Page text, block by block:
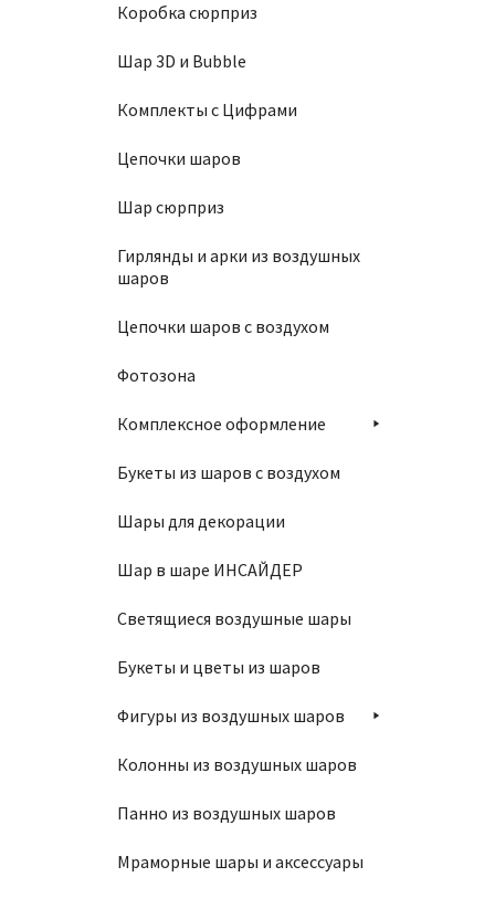
Коробка сюрприз
Шар 3D и Bubble
Комплекты с Цифрами
Цепочки шаров
Шар сюрприз
Гирлянды и арки из воздушных
шаров
Цепочки шаров с воздухом
Фотозона
Комплексное оформление
Букеты из шаров с воздухом
Шары для декорации
Шар в шаре ИНСАЙДЕР
Светящиеся воздушные шары
Букеты и цветы из шаров
Фигуры из воздушных шаров
Колонны из воздушных шаров
Панно из воздушных шаров
Мраморные шары и аксессуары